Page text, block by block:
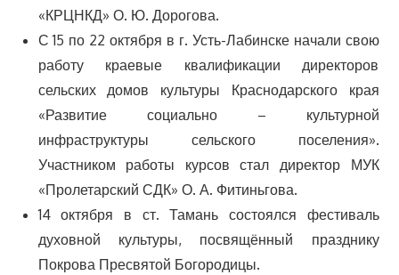
«КРЦНКД» О. Ю. Дорогова.
С 15 по 22 октября в г. Усть-Лабинске начали свою
работу краевые квалификации директоров
сельских домов культуры Краснодарского края
«Развитие социально – культурной
инфраструктуры сельского поселения».
Участником работы курсов стал директор МУК
«Пролетарский СДК» О. А. Фитиньгова.
14 октября в ст. Тамань состоялся фестиваль
духовной культуры, посвящённый празднику
Покрова Пресвятой Богородицы.